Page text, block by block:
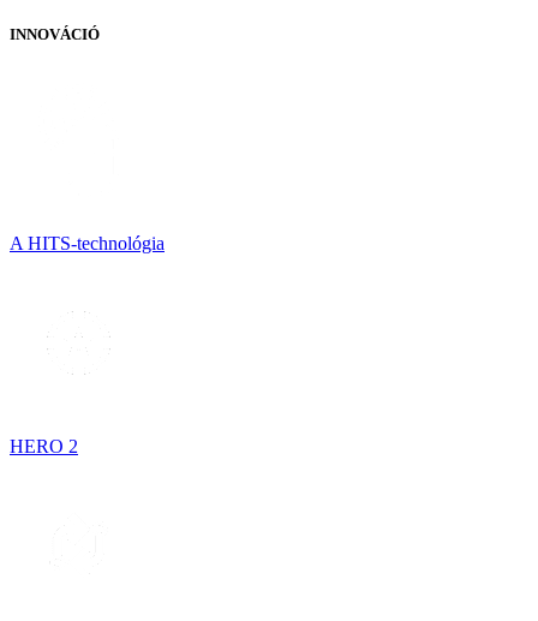
INNOVÁCIÓ
A HITS-technológia
HERO 2